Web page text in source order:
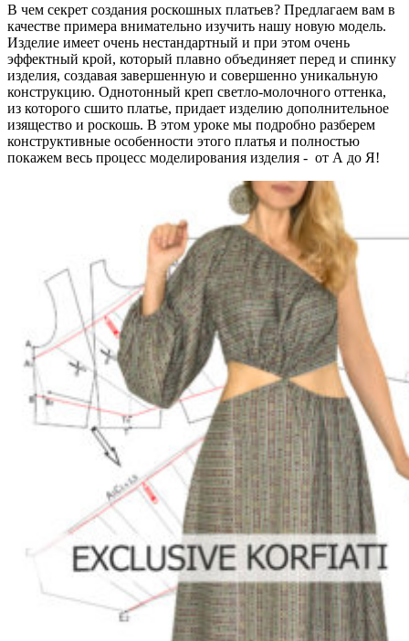
В чем секрет создания роскошных платьев? Предлагаем вам в
качестве примера внимательно изучить нашу новую модель.
Изделие имеет очень нестандартный и при этом очень
эффектный крой, который плавно объединяет перед и спинку
изделия, создавая завершенную и совершенно уникальную
конструкцию. Однотонный креп светло-молочного оттенка,
из которого сшито платье, придает изделию дополнительное
изящество и роскошь. В этом уроке мы подробно разберем
конструктивные особенности этого платья и полностью
покажем весь процесс моделирования изделия - от А до Я!